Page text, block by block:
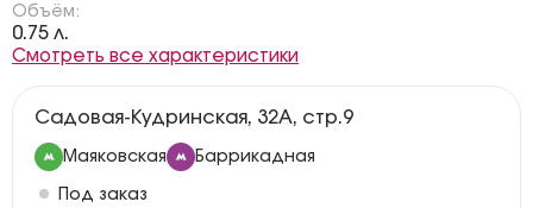
Объём:
0.75 л.
Смотреть все характеристики
Садовая-Кудринская, 32А, стр.9
Маяковская Баррикадная
Под заказ